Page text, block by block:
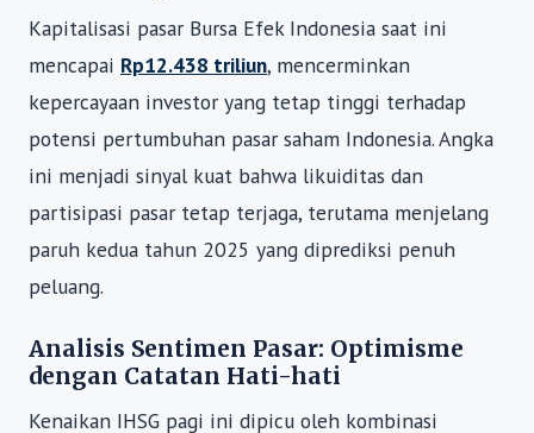
Kapitalisasi pasar Bursa Efek Indonesia saat ini
mencapai Rp12.438 triliun, mencerminkan
kepercayaan investor yang tetap tinggi terhadap
potensi pertumbuhan pasar saham Indonesia. Angka
ini menjadi sinyal kuat bahwa likuiditas dan
partisipasi pasar tetap terjaga, terutama menjelang
paruh kedua tahun 2025 yang diprediksi penuh
peluang.
Analisis Sentimen Pasar: Optimisme
dengan Catatan Hati-hati
Kenaikan IHSG pagi ini dipicu oleh kombinasi